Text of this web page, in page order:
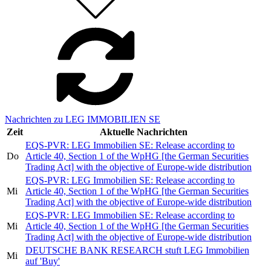
Nachrichten zu LEG IMMOBILIEN SE
Zeit
Aktuelle Nachrichten
Do
EQS-PVR: LEG Immobilien SE: Release according to
Article 40, Section 1 of the WpHG [the German Securities
Trading Act] with the objective of Europe-wide distribution
Mi
EQS-PVR: LEG Immobilien SE: Release according to
Article 40, Section 1 of the WpHG [the German Securities
Trading Act] with the objective of Europe-wide distribution
Mi
EQS-PVR: LEG Immobilien SE: Release according to
Article 40, Section 1 of the WpHG [the German Securities
Trading Act] with the objective of Europe-wide distribution
Mi
DEUTSCHE BANK RESEARCH stuft LEG Immobilien
auf 'Buy'